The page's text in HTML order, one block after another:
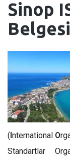
Sinop
Belgesi
(International O
Standartlar